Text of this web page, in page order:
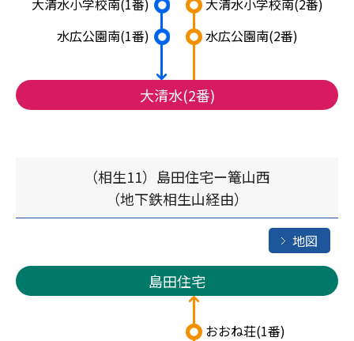
大清水小学校南(1番)
水広公園南(1番)
大清水(2番)
水広公園南(2番)
大清水小学校南(2番)
（相生11）島田住宅ー篭山西
（地下鉄相生山経由）
地図
島田住宅
おおね荘(1番)